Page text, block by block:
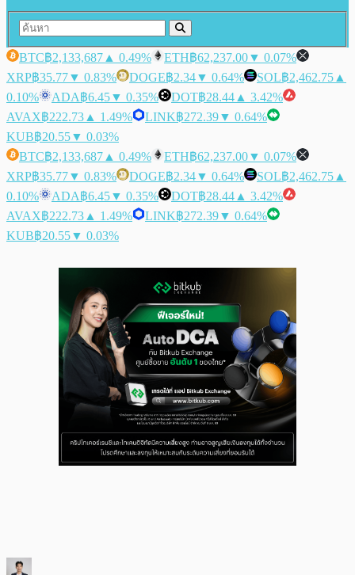
BTC฿2,133,687 ▲ 0.49% ETH฿62,237.00▼ 0.07%
XRP฿35.77▼ 0.83% DOGE฿2.34▼ 0.64% SOL฿2,462.75 ▲
0.10%
ADA฿6.45▼ 0.35% DOT฿28.44 ▲ 3.42%
AVAX฿222.73 ▲ 1.49% LINK฿272.39▼ 0.64%
KUB฿20.55▼ 0.03%
BTC฿2,133,687 ▲ 0.49% ETH฿62,237.00▼ 0.07%
XRP฿35.77▼ 0.83% DOGE฿2.34▼ 0.64% SOL฿2,462.75 ▲
0.10%
ADA฿6.45▼ 0.35% DOT฿28.44 ▲ 3.42%
AVAX฿222.73 ▲ 1.49% LINK฿272.39▼ 0.64%
KUB฿20.55▼ 0.03%